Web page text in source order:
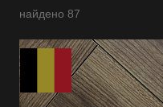
найдено 87